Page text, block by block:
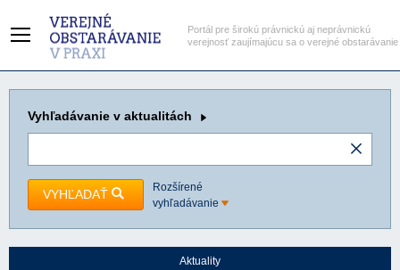
Portál pre širokú právnickú aj neprávnickú
verejnosť zaujímajúcu sa o verejné obstarávanie
Vyhľadávanie v aktualitách
VYHĽADAŤ
Rozšírené
vyhľadávanie
Aktuality